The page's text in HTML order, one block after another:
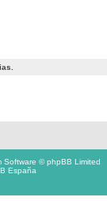
Software © phpBB Limited
España